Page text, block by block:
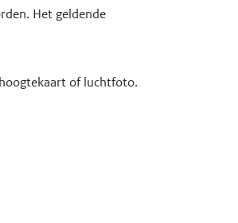
Het geldende
of luchtfoto.